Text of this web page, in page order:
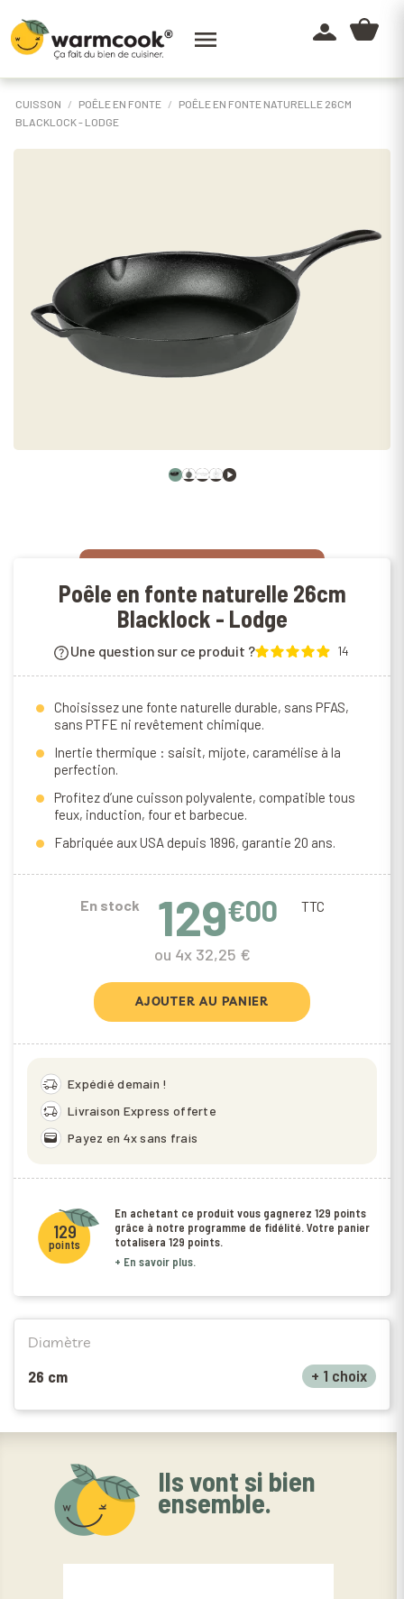

CUISSON POÊLE EN FONTE
POÊLE EN FONTE NATURELLE 26CM
BLACKLOCK - LODGE
Poêle en fonte naturelle 26cm
Blacklock - Lodge
Une question sur ce produit ? 14
Choisissez une fonte naturelle durable, sans PFAS,
sans PTFE ni revêtement chimique.
Inertie thermique : saisit, mijote, caramélise à la
perfection.
Profitez d’une cuisson polyvalente, compatible tous
feux, induction, four et barbecue.
Fabriquée aux USA depuis 1896, garantie 20 ans.
En stock 129€00 TTC
ou 4x 32,25 €
AJOUTER AU PANIER
delivery_truck_speed Expédié demain !
delivery_truck_bolt Livraison Express offerte
wallet Payez en 4x sans frais
129
points
En achetant ce produit vous gagnerez 129 points
grâce à notre programme de fidélité. Votre panier
totalisera 129 points.
+ En savoir plus.
Diamètre
26 cm + 1 choix
Ils vont si bien
ensemble.